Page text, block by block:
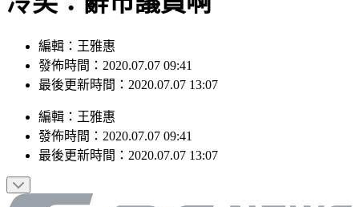
冷笑：辭市議員啊
編輯：王雅惠
發佈時間：2020.07.07 09:41
編輯：王雅惠
發佈時間：2020.07.07 09:41